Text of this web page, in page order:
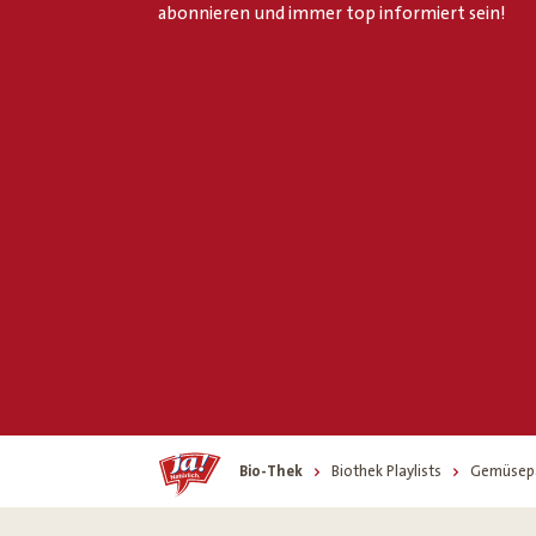
abonnieren und immer top informiert sein!
Home
Bio-Thek Biothek Playlists